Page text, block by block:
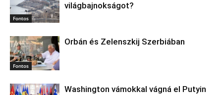
Fontos
világbajnokságot?
Fontos
Orbán és Zelenszkij Szerbiában
Washington vámokkal vágná el Putyin